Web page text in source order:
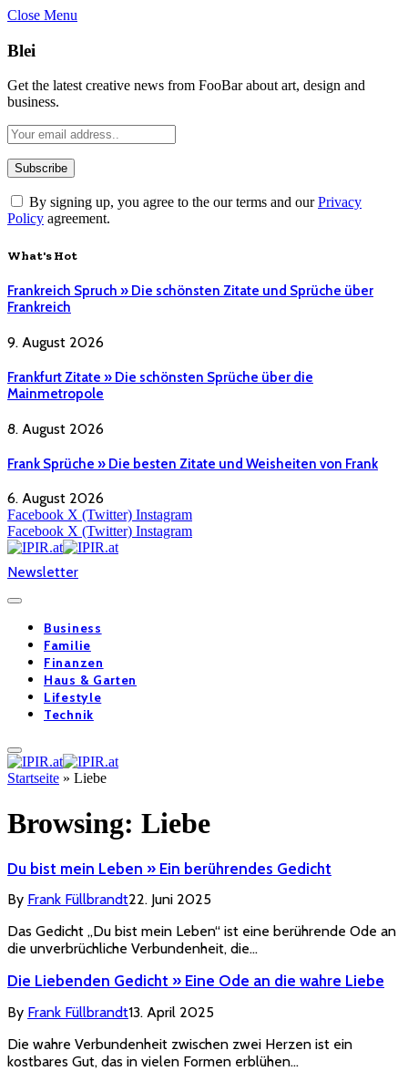
Close Menu
Blei
Get the latest creative news from FooBar about art, design and
business.
By signing up, you agree to the our terms and ourPrivacy
Policy agreement.
What's Hot
Frankreich Spruch » Die schönsten Zitate und Sprüche über
Frankreich
9. August 2026
Frankfurt Zitate » Die schönsten Sprüche über die
Mainmetropole
8. August 2026
Frank Sprüche » Die besten Zitate und Weisheiten von Frank
6. August 2026
Facebook X (Twitter) Instagram
Facebook X (Twitter) Instagram
Newsletter
Business
Familie
Finanzen
Haus & Garten
Lifestyle
Technik
Startseite » Liebe
Browsing: Liebe
Du bist mein Leben » Ein berührendes Gedicht
By Frank Füllbrandt22. Juni 2025
Das Gedicht „Du bist mein Leben“ ist eine berührende Ode an
die unverbrüchliche Verbundenheit, die…
Die Liebenden Gedicht » Eine Ode an die wahre Liebe
By Frank Füllbrandt13. April 2025
Die wahre Verbundenheit zwischen zwei Herzen ist ein
kostbares Gut, das in vielen Formen erblühen…